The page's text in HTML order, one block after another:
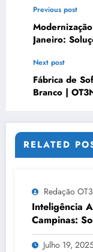
Previous post
Janeiro:
Next post
Fábrica de
Branco |
RELATED
Redação
Inteligência
Campinas:
OT3N Brasil
Julho 19,